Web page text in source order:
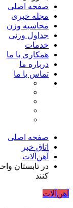
صفحه اصلی
مجله خبری
محاسبه وزن
جداول وزنی
خدمات
همکاری با ما
درباره ما
تماس با ما
صفحه اصلی
اتاق خبر
آهن‌آلات
کنند
آهن‌آلات